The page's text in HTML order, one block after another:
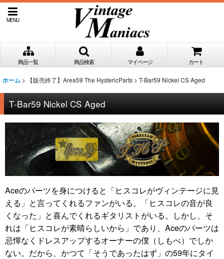
MENU
商品一覧 商品検索 マイページ カート
ホーム > 【販売終了】Area59 The HystericParts > T-Bar59 Nickel CS Aged
T-Bar59 Nickel CS Aged
Aceのパーツを身につけると「ヒスコレがヴィンテージに見
える」と言ってくれるファンがいる。「ヒスコレの音が良
くなった」と喜んでくれるギタリストがいる。しかし、そ
れは「ヒスコレが素晴らしいから」であり、Aceのパーツは
忌憚なくドレスアップするオーナーの僕（しもべ）でしか
ない。だから、かつて「そうであったはず」の59年にタイ